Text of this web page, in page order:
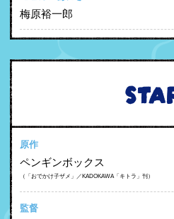
梅原裕一郎
原作
ペンギンボックス
（「おでかけ子ザメ」／KADOKAWA「キトラ」刊）
監督